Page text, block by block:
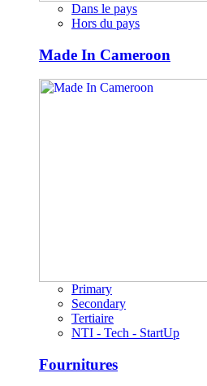
Dans le pays
Hors du pays
Made In Cameroon
Primary
Secondary
Tertiaire
NTI - Tech - StartUp
Fournitures